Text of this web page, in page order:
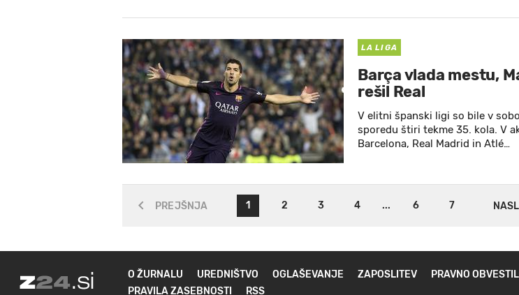
LA LIGA
Barça vlada mestu,
rešil Real
V elitni španski ligi so bile v
sporedu štiri tekme 35. kola. V
Barcelona, Real Madrid in Atlé…
PREJŠNJA 1 2 3 4 ... 6 7
O ŽURNALU UREDNIŠTVO OGLAŠEVANJE ZAPOSLITEV PRAVNO
PRAVILA ZASEBNOSTI
RSS